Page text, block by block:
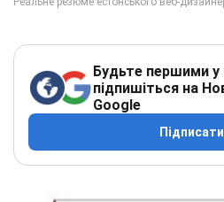
Будьте першими у
підпишіться на
Google